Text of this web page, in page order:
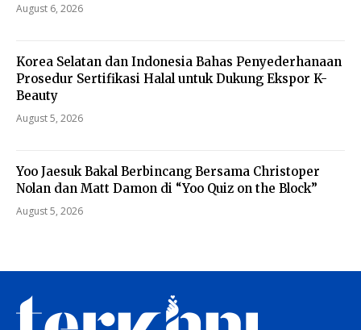
August 6, 2026
Korea Selatan dan Indonesia Bahas Penyederhanaan
Prosedur Sertifikasi Halal untuk Dukung Ekspor K-
Beauty
August 5, 2026
Yoo Jaesuk Bakal Berbincang Bersama Christoper
Nolan dan Matt Damon di “Yoo Quiz on the Block”
August 5, 2026